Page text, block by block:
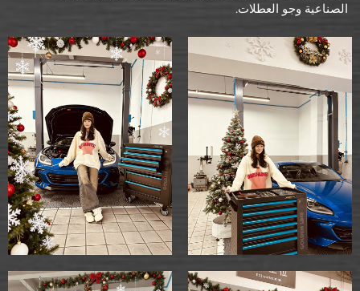
الصناعية وجو العطلات.